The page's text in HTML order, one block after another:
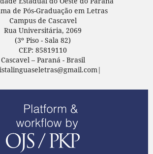
de Pós-Graduação em Letras
Campus de Cascavel
Rua Universitária, 2069
(3º Piso - Sala 82)
CEP: 85819110
Cascavel – Paraná - Brasil